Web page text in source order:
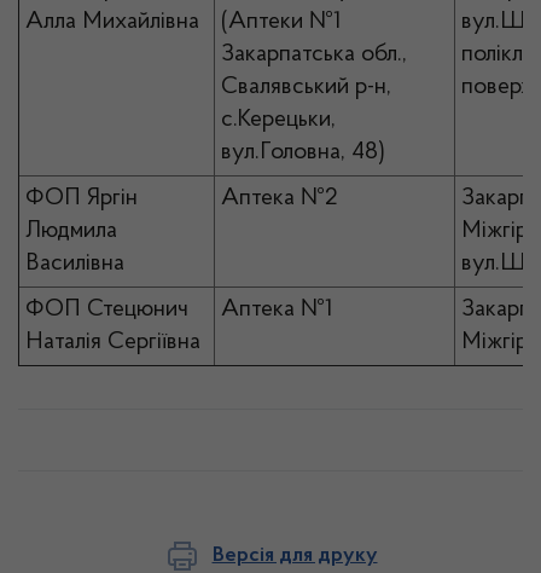
Алла Михайлівна
(Аптеки №1
Закарпатська обл.,
Свалявський р-н,
с.Керецьки,
вул.Головна, 48)
поверх
ФОП Яргін
Людмила
Василівна
Аптека №2
ФОП Стецюнич
Наталія Сергіївна
Аптека №1
Версія для друку